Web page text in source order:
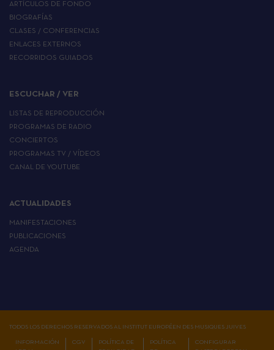
ARTÍCULOS DE FONDO
BIOGRAFÍAS
CLASES / CONFERENCIAS
ENLACES EXTERNOS
RECORRIDOS GUIADOS
ESCUCHAR / VER
LISTAS DE REPRODUCCIÓN
PROGRAMAS DE RADIO
CONCIERTOS
PROGRAMAS TV / VÍDEOS
CANAL DE YOUTUBE
ACTUALIDADES
MANIFESTACIONES
PUBLICACIONES
AGENDA
TODOS LOS DERECHOS RESERVADOS AL INSTITUT EUROPÉEN DES MUSIQUES JUIVES
INFORMACIÓN
CGV
POLÍTICA DE
POLÍTICA
CONFIGURAR